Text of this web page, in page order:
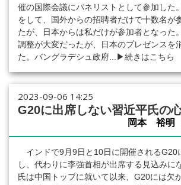
催の国際会議にパネリストとして参加した
をして、国外からの招聘者だけで十数名が
たが、日本からは私だけが参加者となった
調整が大変だったが、日本のプレゼンスを
た。バングラデシュ政府...
▶続きはこちら
2023-09-06 14:25
G20に出席しない習近平氏の
岡本 裕明
インドで9月9日と10日に開催されるG20
し、代わりに李強首相が出席する見込みに
氏は中国トップに就いて以来、G20には欠